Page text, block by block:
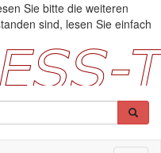
Sie bitte die weiteren
sind, lesen Sie einfach